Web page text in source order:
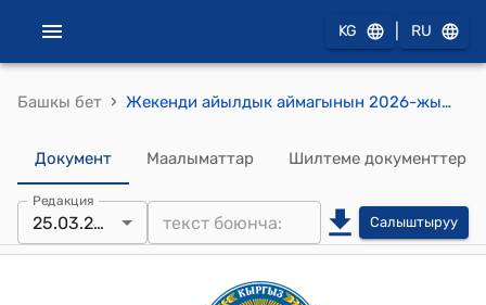
KG RU
Башкы бет › Жекенди айылдык аймагынын 2026-жылдын 25-мартындагы №17 Кыргыз Респубиликасынын Президенттинин 2022-жылдын 24-февралындагы «Кыргыз Республикасында үй-бүлөлүк салтанаттарды жана маркумду эскерүү үрп-адаттарын тартипке келтирүү боюнча чаралар жөнүндө" №54 Жарлыгына, Кыргыз Республикасынын Президентинин Ош облусундагы ыйгарым укуктуу өкүлүнүн 2022-жылдын 26-мартындагы №01-52/33 жана Чоң-Алай райондук мамлекеттик администрациясынын 2022-жылдын 11-мартындагы №04-6/37 буйруктарына ылайык, үй- бүлөлүк салтанаттарды жана маркумду эскерүү үрп-адаттарын, ырым-жырымдарды өткөрүүнүн тартиби жөнүндөгү жобосун аткаруу жөнүндө токтом
Документ Маалыматтар Шилтеме документтер
Редакция
25.03.2026 Салыштыруу